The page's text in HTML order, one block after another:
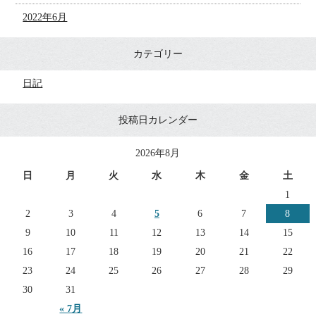
2022年6月
カテゴリー
日記
投稿日カレンダー
2026年8月
日 月 火 水 木 金 土
« 7月
1
2
3 4 5 6 7
8
9
10 11 12 13 14
15
16
17 18 19 20 21
22
23
24 25 26 27 28
29
30
31